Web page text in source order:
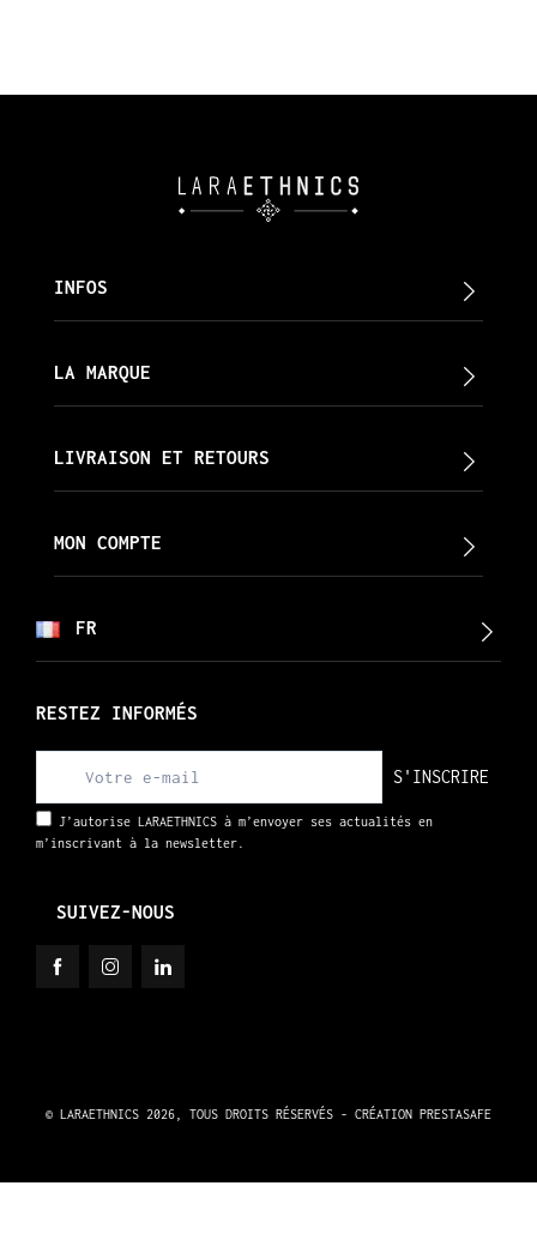
INFOS
LA MARQUE
LIVRAISON ET RETOURS
MON COMPTE
FR
RESTEZ INFORMÉS
S'INSCRIRE
J’autorise LARAETHNICS à m’envoyer ses actualités en
m’inscrivant à la newsletter.
SUIVEZ-NOUS
© LARAETHNICS 2026, TOUS DROITS RÉSERVÉS - CRÉATION PRESTASAFE